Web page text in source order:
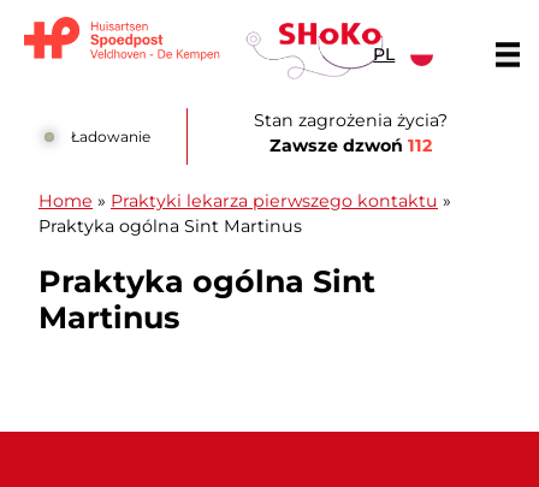
PL
Ładowanie
Stan zagrożenia życia?
Zawsze dzwoń 112
Home » Praktyki lekarza pierwszego kontaktu »
Praktyka ogólna Sint Martinus
Praktyka ogólna Sint
Martinus